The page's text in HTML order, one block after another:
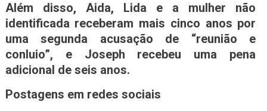
Além disso, Aida, Lida e a mulher não
identificada receberam mais cinco anos por
uma segunda acusação de “reunião e
conluio”, e Joseph recebeu uma pena
adicional de seis anos.
Postagens em redes sociais